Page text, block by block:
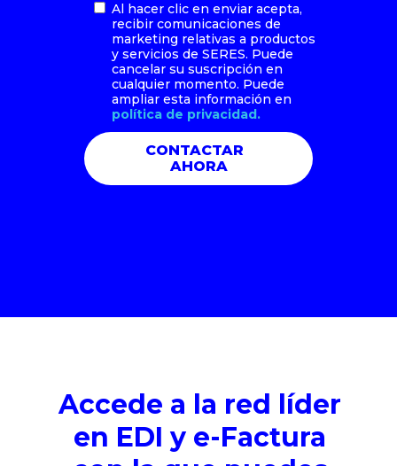
Al hacer clic en enviar acepta,
recibir comunicaciones de
marketing relativas a productos
y servicios de SERES. Puede
cancelar su suscripción en
cualquier momento. Puede
ampliar esta información en
política de privacidad.
Accede a la red líder
en EDI y e-Factura